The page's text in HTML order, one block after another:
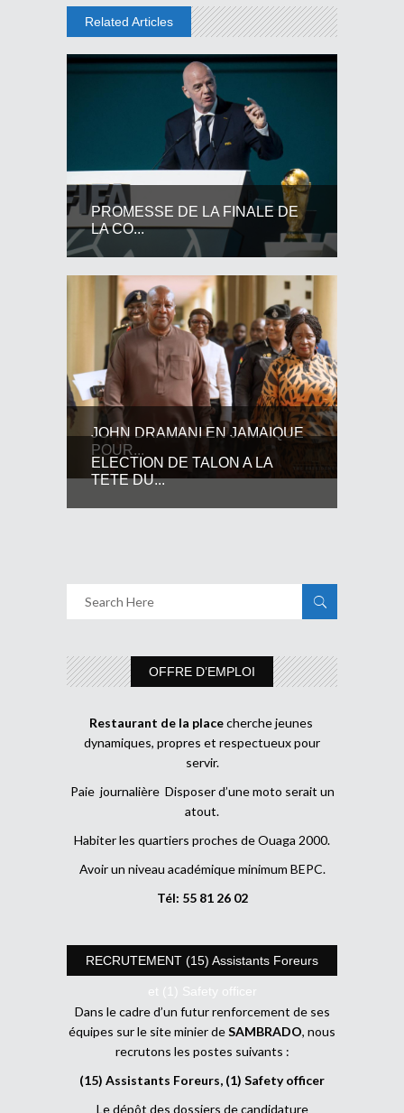
Related Articles
PROMESSE DE LA FINALE DE
LA CO...
JOHN DRAMANI EN JAMAIQUE
POUR...
ELECTION DE TALON A LA
TETE DU...
OFFRE D’EMPLOI
Restaurant de la placecherche jeunes
dynamiques, propres et respectueux pour
servir.
Paie journalière Disposer d’une moto serait un
atout.
Habiter les quartiers proches de Ouaga 2000.
Avoir un niveau académique minimum BEPC.
Tél: 55 81 26 02
RECRUTEMENT (15) Assistants Foreurs
et (1) Safety officer
Dans le cadre d’un futur renforcement de ses
équipes sur le site minier deSAMBRADO, nous
recrutons les postes suivants :
(15) Assistants Foreurs, (1) Safety officer
Le dépôt des dossiers de candidature